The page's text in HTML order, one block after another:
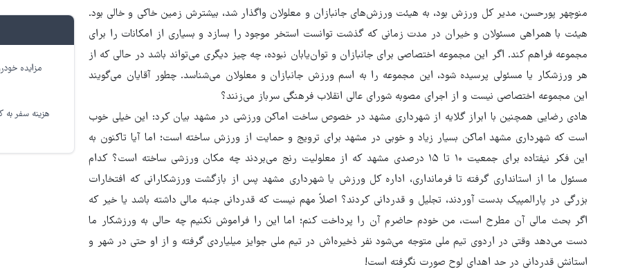
منوچهر پورحسن، مدیر کل ورزش بود، به هیئت ورزش‌های جانبازان و معلولان واگذار شد، بیشترش زمین خاکی و خالی بود.
هیئت با همراهی مسئولان و خیران در مدت زمانی که گذشت توانست استخر موجود را بسازد و بسیاری از امکانات را برای
مجموعه فراهم کند. اگر این مجموعه اختصاصی برای جانبازان و توان‌یابان نبوده، چه چیز دیگری می‌تواند باشد در حالی که از
هر ورزشکار یا مسئولی پرسیده شود، این مجموعه را به اسم ورزش جانبازان و معلولان می‌شناسد. چطور آقایان می‌گویند
این مجموعه اختصاصی نیست و از اجرای مصوبه شورای عالی انقلاب فرهنگی سرباز می‌زنند؟
هادی رضایی همچنین با ابراز گلایه از شهرداری مشهد در خصوص ساخت اماکن ورزشی در مشهد بیان کرد: این خیلی خوب
است که شهرداری مشهد اماکن بسیار زیاد و خوبی در مشهد برای ترویج و حمایت از ورزش ساخته است؛ اما آیا تاکنون به
این فکر نیفتاده برای جمعیت ۱۰ تا ۱۵ درصدی مشهد که از معلولیت رنج می‌بردند چه مکان ورزشی ساخته است؟ کدام
مسئول ما از استانداری گرفته تا فرمانداری، اداره کل ورزش یا شهرداری مشهد پس از بازگشت ورزشکارانی که افتخارات
بزرگی در پارالمپیک بدست آوردند، تجلیل و قدردانی کردند؟ اصلاً مهم نیست که قدردانی جنبه مالی داشته باشد یا خیر که
اگر بحث مالی آن مطرح است، من خودم حاضرم آن را پرداخت کنم؛ اما این را فراموش نکنیم چه حالی به ورزشکار ما
دست می‌دهد وقتی در اردوی تیم ملی متوجه می‌شود نفر ذخیره‌اش در تیم ملی جوایز میلیاردی گرفته و از او حتی در شهر و
استانش قدردانی در حد اهدای لوح صورت نگرفته است!
مزایده
هزینه سفر به